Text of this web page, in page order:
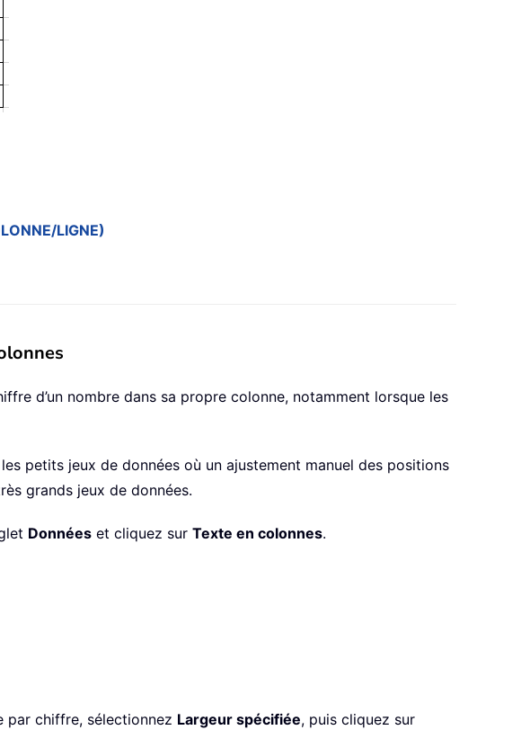
LIGNE)
d’un nombre dans sa propre colonne, notamment lorsque les
petits jeux de données où un ajustement manuel des positions
grands jeux de données.
Données et cliquez sur Texte en colonnes.
par chiffre, sélectionnez Largeur spécifiée, puis cliquez sur